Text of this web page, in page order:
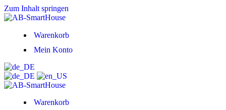
Zum Inhalt springen
Warenkorb
Mein Konto
Warenkorb